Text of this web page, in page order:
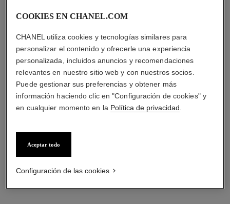
COOKIES EN CHANEL.COM
CHANEL utiliza cookies y tecnologías similares para
personalizar el contenido y ofrecerle una experiencia
personalizada, incluidos anuncios y recomendaciones
relevantes en nuestro sitio web y con nuestros socios.
Puede gestionar sus preferencias y obtener más
información haciendo clic en "Configuración de cookies" y
en cualquier momento en la Política de privacidad
Aceptar todo
Configuración de las cookies